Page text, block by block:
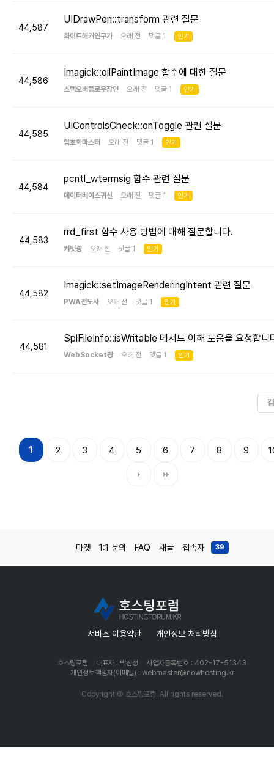
44,587
UIDrawPen::transform 관련 질문
화이트해커연구가 오래 전 댓글 1 인기
44,586
Imagick::oilPaintImage 함수에 대한 질문
스택오버플로우장인 오래 전 댓글 1 인기
44,585
UIControlsCheck::onToggle 관련 질문
암호화마스터 오래 전 댓글 1 인기
44,584
pcntl_wtermsig 함수 관련 질문
데이터베이스귀신 오래 전 댓글 1 인기
44,583
rrd_first 함수 사용 방법에 대해 질문합니다.
커밋광 오래 전 댓글 1 인기
44,582
Imagick::setImageRenderingIntent 관련 질문
PWA전도사 오래 전 댓글 1 인기
44,581
SplFileInfo::isWritable 메서드 이해 도움을 요청합니
WebSocket광 오래 전 댓글 1 인기
1 2 3 4 5 6 7 8 9
마켓 1:1 문의 FAQ 새글 접속자 39
서비스 이용약관 개인정보 처리방침
호스팅포럼 대표자 : 박찬성
사업자등록번호 : 402-17-51343
개인정보책임자(이메일) : webmaster@nowhosting.kr
Copyright © 호스팅포럼. All rights reserved.